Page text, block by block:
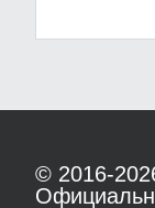
© 2016-